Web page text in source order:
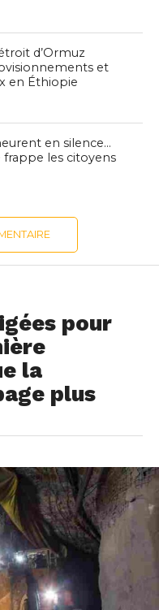
d’Ormuz
et
en Éthiopie
en silence…
frappe les citoyens
pour
la
plus